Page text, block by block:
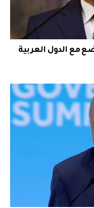
مع الدول العربية